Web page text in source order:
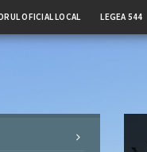
OFICIAL LOCAL LEGEA 544